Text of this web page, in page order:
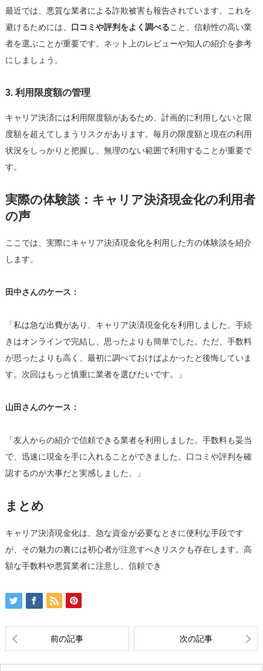
最近では、悪質な業者による詐欺被害も報告されています。これを
避けるためには、 口コミや評判をよく調べること、信頼性の高い業
者を選ぶことが重要です。ネット上のレビューや知人の紹介を参考
にしましょう。
3. 利用限度額の管理
キャリア決済には利用限度額があるため、計画的に利用しないと限
度額を超えてしまうリスクがあります。毎月の限度額と現在の利用
状況をしっかりと把握し、無理のない範囲で利用することが重要で
す。
実際の体験談：キャリア決済現金化の利用者
の声
ここでは、実際にキャリア決済現金化を利用した方の体験談を紹介
します。
田中さんのケース：
「私は急な出費があり、キャリア決済現金化を利用しました。手続
きはオンラインで完結し、思ったよりも簡単でした。ただ、手数料
が思ったよりも高く、最初に調べておけばよかったと後悔していま
す。次回はもっと慎重に業者を選びたいです。」
山田さんのケース：
「友人からの紹介で信頼できる業者を利用しました。手数料も妥当
で、迅速に現金を手に入れることができました。口コミや評判を確
認するのが大事だと実感しました。」
まとめ
キャリア決済現金化は、急な資金が必要なときに便利な手段です
が、その魅力の裏には初心者が注意すべきリスクも存在します。高
額な手数料や悪質業者に注意し、信頼でき
前の記事 次の記事